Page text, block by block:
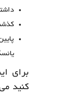
برای
کنید